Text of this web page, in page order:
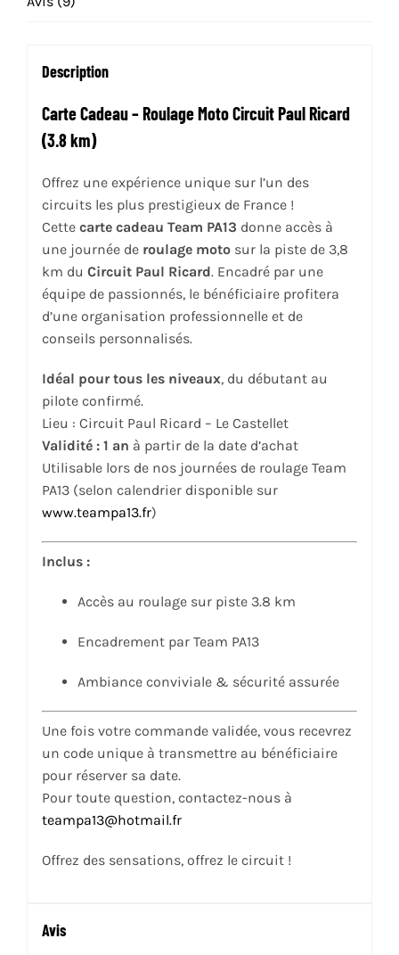
Description
Carte Cadeau – Roulage Moto Circuit Paul Ricard
(3.8 km)
Offrez une expérience unique sur l’un des
circuits les plus prestigieux de France !
Cette carte cadeau Team PA13 donne accès à
une journée de roulage motosur la piste de 3,8
km du Circuit Paul Ricard. Encadré par une
équipe de passionnés, le bénéficiaire profitera
d’une organisation professionnelle et de
conseils personnalisés.
Idéal pour tous les niveaux, du débutant au
pilote confirmé.
Lieu : Circuit Paul Ricard – Le Castellet
Validité : 1 an à partir de la date d’achat
Utilisable lors de nos journées de roulage Team
PA13 (selon calendrier disponible sur
www.teampa13.fr)
Inclus :
Accès au roulage sur piste 3.8 km
Encadrement par Team PA13
Ambiance conviviale & sécurité assurée
Une fois votre commande validée, vous recevrez
un code unique à transmettre au bénéficiaire
pour réserver sa date.
Pour toute question, contactez-nous à
teampa13@hotmail.fr
Offrez des sensations, offrez le circuit !
Avis